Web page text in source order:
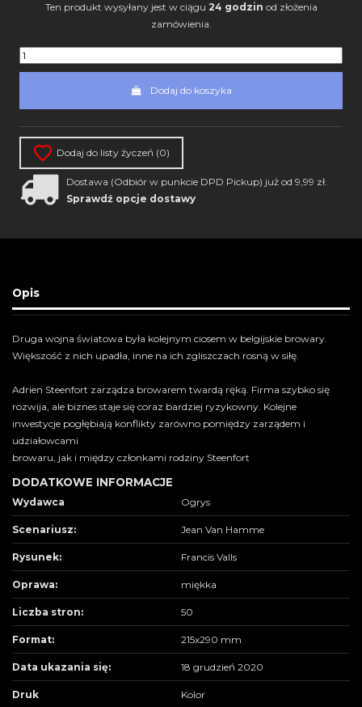
Ten produkt wysyłany jest w ciągu 24 godzin od złożenia
zamówienia.
Dodaj do koszyka
Dodaj do listy życzeń (0)
Dostawa (Odbiór w punkcie DPD Pickup) już od 9,99 zł.
Sprawdź opcje dostawy
Opis
Druga wojna światowa była kolejnym ciosem w belgijskie browary.
Większość z nich upadła, inne na ich zgliszczach rosną w siłę.
Adrien Steenfort zarządza browarem twardą ręką. Firma szybko się
rozwija, ale biznes staje się coraz bardziej ryzykowny. Kolejne
inwestycje pogłębiają konflikty zarówno pomiędzy zarządem i
udziałowcami
browaru, jak i między członkami rodziny Steenfort
DODATKOWE INFORMACJE
Wydawca Ogrys
Scenariusz: Jean Van Hamme
Rysunek: Francis Valls
Oprawa: miękka
Liczba stron: 50
Format: 215x290 mm
Data ukazania się: 18 grudzień 2020
Druk Kolor